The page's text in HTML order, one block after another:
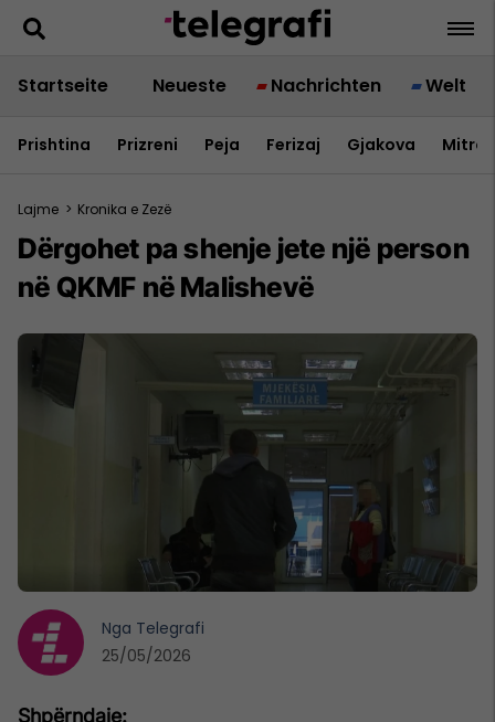
Startseite Neueste Nachrichten Welt
Prishtina Prizreni Peja Ferizaj Gjakova
Lajme > Kronika e Zezë
Dërgohet pa shenje jete një person
në QKMF në Malishevë
Nga Telegrafi
25/05/2026